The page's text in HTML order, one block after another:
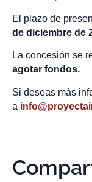
El plazo de
de diciembre de
La concesión se
agotar fondos.
Si deseas más
a